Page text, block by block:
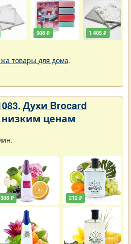
508 ₽ 1 405 ₽
товары для дома.
Духи Brocard
низким ценам
308 ₽ 212 ₽